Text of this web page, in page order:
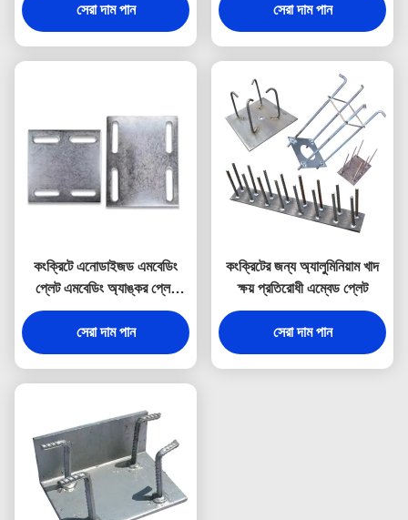
সেরা দাম পান
সেরা দাম পান
কংক্রিটে এনোডাইজড এমবেডিং
প্লেট এমবেডিং অ্যাঙ্কর প্লেট
ফিক্সিং
সেরা দাম পান
কংক্রিটের জন্য অ্যালুমিনিয়াম খাদ
ক্ষয় প্রতিরোধী এম্বেড প্লেট
সেরা দাম পান